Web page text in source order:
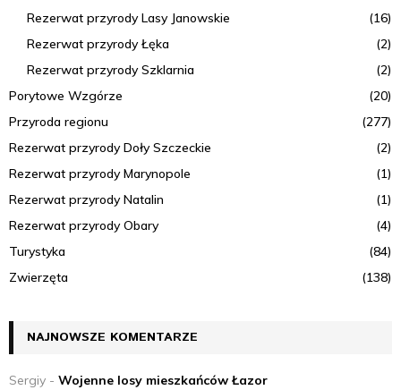
Rezerwat przyrody Lasy Janowskie
(16)
Rezerwat przyrody Łęka
(2)
Rezerwat przyrody Szklarnia
(2)
Porytowe Wzgórze
(20)
Przyroda regionu
(277)
Rezerwat przyrody Doły Szczeckie
(2)
Rezerwat przyrody Marynopole
(1)
Rezerwat przyrody Natalin
(1)
Rezerwat przyrody Obary
(4)
Turystyka
(84)
Zwierzęta
(138)
NAJNOWSZE KOMENTARZE
Sergiy - Wojenne losy mieszkańców Łazor